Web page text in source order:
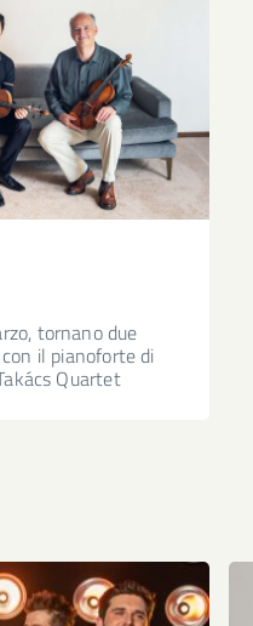
tornano due
il pianoforte di
Quartet